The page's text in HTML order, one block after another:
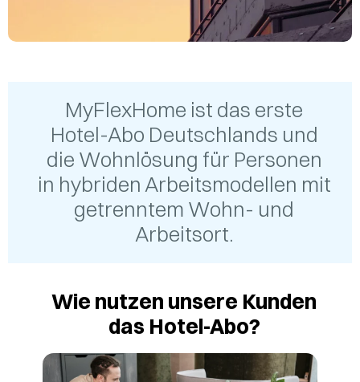
MyFlexHome ist das erste
Hotel-Abo Deutschlands und
die Wohnlösung für Personen
in hybriden Arbeitsmodellen mit
getrenntem Wohn- und
Arbeitsort.
Wie nutzen unsere Kunden
das Hotel-Abo?